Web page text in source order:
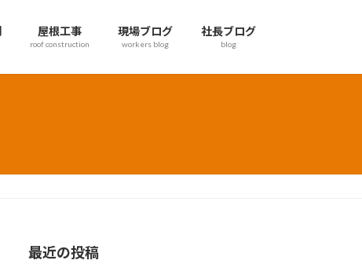
屋根工事
roof construction
現場ブログ
workers blog
社長ブログ
blog
最近の投稿